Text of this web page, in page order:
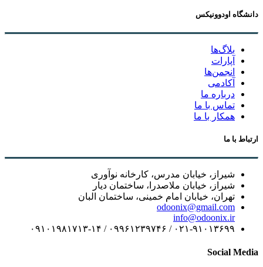
دانشگاه اودوونیکس
بلاگ‌ها
آپارات
انجمن‌ها
آکادمی
درباره ما
تماس با ما
همکار با ما
ارتباط با ما
شیراز، خیابان مدرس، کارخانه نوآوری
شیراز، خیابان ملاصدرا، ساختمان دیار
تهران، خیابان امام خمینی، ساختمان البان
odoonix@gmail.com
info@odoonix.ir
۰۲۱-۹۱۰۱۳۶۹۹ / ۰۹۹۶۱۲۳۹۷۴۶ / ۰۹۱۰۱۹۸۱۷۱۳-۱۴
Social Media